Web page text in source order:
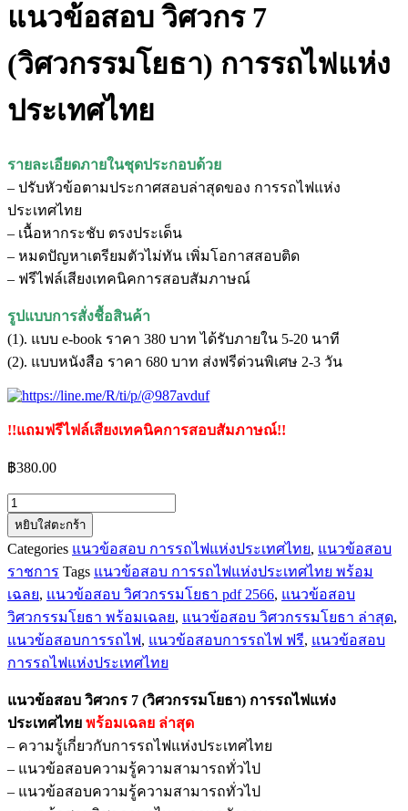
แนวข้อสอบ วิศวกร 7
(วิศวกรรมโยธา) การรถไฟแห่ง
ประเทศไทย
รายละเอียดภายในชุดประกอบด้วย
– ปรับหัวข้อตามประกาศสอบล่าสุดของ การรถไฟแห่ง
ประเทศไทย
– เนื้อหากระชับ ตรงประเด็น
– หมดปัญหาเตรียมตัวไม่ทัน เพิ่มโอกาสสอบติด
– ฟรีไฟล์เสียงเทคนิคการสอบสัมภาษณ์
รูปแบบการสั่งชื้อสินค้า
(1). แบบ e-book ราคา 380 บาท ได้รับภายใน 5-20 นาที
(2). แบบหนังสือ ราคา 680 บาท ส่งฟรีด่วนพิเศษ 2-3 วัน
!!แถมฟรีไฟล์เสียงเทคนิคการสอบสัมภาษณ์!!
฿380.00
จำนวน
แนว
ข้อสอบ
วิศวกร
7
(วิศวกรรม
โยธา)
การ
แห่ง
ประเทศไทย
ชิ้น
หยิบใส่ตะกร้า
Categories แนวข้อสอบ การรถไฟแห่งประเทศไทย, แนวข้อสอบ
ราชการ Tags แนวข้อสอบ การรถไฟแห่งประเทศไทย พร้อม
เฉลย, แนวข้อสอบ วิศวกรรมโยธา pdf 2566, แนวข้อสอบ
วิศวกรรมโยธา พร้อมเฉลย, แนวข้อสอบ วิศวกรรมโยธา ล่าสุด,
แนวข้อสอบการรถไฟ, แนวข้อสอบการรถไฟ ฟรี, แนวข้อสอบ
การรถไฟแห่งประเทศไทย
แนวข้อสอบ วิศวกร 7 (วิศวกรรมโยธา) การรถไฟแห่ง
ประเทศไทย พร้อมเฉลย ล่าสุด
– ความรู้เกี่ยวกับการรถไฟแห่งประเทศไทย
– แนวข้อสอบความรู้ความสามารถทั่วไป
– แนวข้อสอบความรู้ความสามารถทั่วไป